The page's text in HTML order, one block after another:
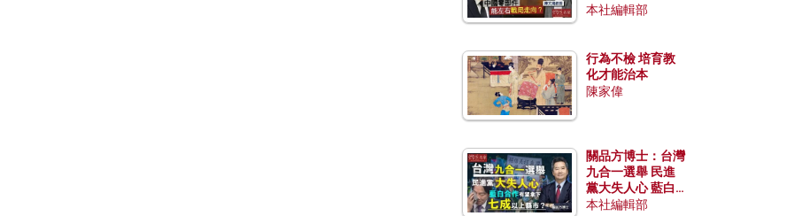
國零部件能左右戰
本社編輯部
行為不檢 培育教
化才能治本
陳家偉
關品方博士：台灣
九合一選舉 民進
黨大失人心 藍白
合作有望拿下七成
本社編輯部